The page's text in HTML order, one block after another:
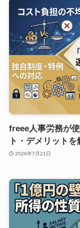
freee人事労務が
ト・デメリットを
2026年7月21日